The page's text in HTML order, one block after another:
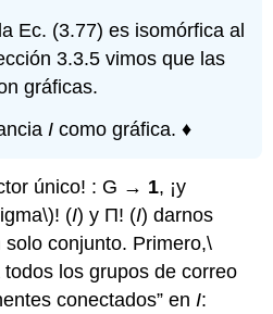
Ec. (3.77) es isomórfica al
3.3.5 vimos que las
gráficas.
I como gráfica. ♦
único! : G → 1, ¡y
! (I) y Π! (I) darnos
conjunto. Primero,\
los grupos de correo
conectados” en I: